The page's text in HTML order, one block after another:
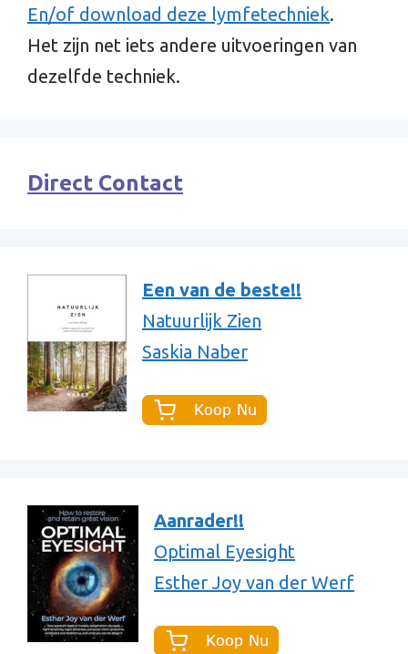
En/of download deze lymfetechniek.
Het zijn net iets andere uitvoeringen van
dezelfde techniek.
Direct Contact
Een van de beste!!
Natuurlijk Zien
Saskia Naber
Aanrader!!
Optimal Eyesight
Esther Joy van der Werf